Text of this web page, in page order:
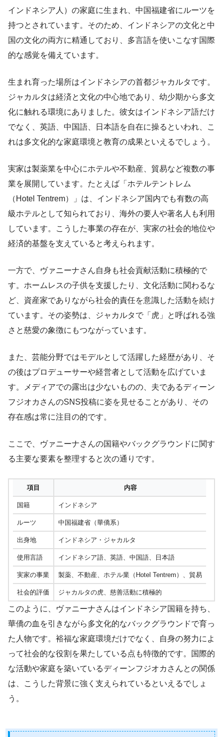
インドネシア人）の家庭に生まれ、中国福建省にルーツを
持つとされています。そのため、インドネシアの文化と中
国の文化の両方に精通しており、多言語を使いこなす国際
的な感覚を備えています。
生まれ育った場所はインドネシアの首都ジャカルタです。
ジャカルタは経済と文化の中心地であり、幼少期から多文
化に触れる環境にありました。彼女はインドネシア語だけ
でなく、英語、中国語、日本語を自在に操るといわれ、こ
れは多文化的な家庭環境と教育の成果といえるでしょう。
実家は製薬業を中心にホテルや不動産、貿易など複数の事
業を展開しています。たとえば「ホテルテントレム
（Hotel Tentrem）」は、インドネシア国内でも有数の高
級ホテルとして知られており、海外の要人や著名人も利用
しています。こうした事業の存在が、実家の社会的地位や
経済的基盤を支えていると考えられます。
一方で、ヴァニーナさん自身も社会貢献活動に積極的で
す。ホームレスの子供を支援したり、文化活動に関わるな
ど、資産家でありながら社会的責任を意識した活動を続け
ています。その姿勢は、ジャカルタで「虎」と呼ばれる強
さと慈愛の象徴にもつながっています。
また、芸能分野ではモデルとして活躍した経歴があり、そ
の後はプロデューサーや経営者として活動を広げていま
す。メディアでの露出は少ないものの、夫であるディーン
フジオカさんのSNS投稿に姿を見せることがあり、その
存在感は常に注目の的です。
ここで、ヴァニーナさんの国籍やバックグラウンドに関す
る主要な要素を整理すると次の通りです。
項目 内容
国籍 インドネシア
ルーツ 中国福建省（華僑系）
出身地 インドネシア・ジャカルタ
使用言語 インドネシア語、英語、中国語、日本語
実家の事業 製薬、不動産、ホテル業（Hotel Tentrem）、貿易
社会的評価 ジャカルタの虎、慈善活動に積極的
このように、ヴァニーナさんはインドネシア国籍を持ち、
華僑の血を引きながら多文化的なバックグラウンドで育っ
た人物です。裕福な家庭環境だけでなく、自身の努力によ
って社会的な役割を果たしている点も特徴的です。国際的
な活動や家庭を築いているディーンフジオカさんとの関係
は、こうした背景に強く支えられているといえるでしょ
う。